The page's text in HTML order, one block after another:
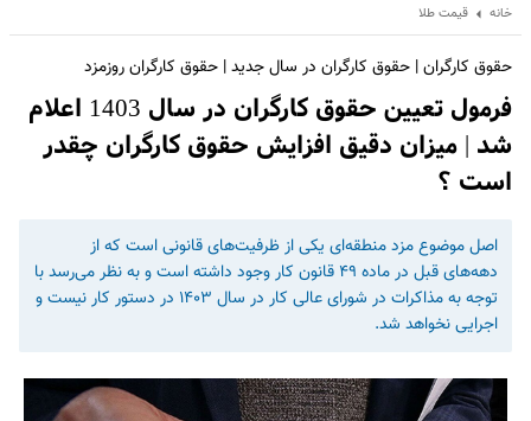
خانه قیمت طلا
حقوق کارگران | حقوق کارگران در سال جدید | حقوق کارگران روزمزد
فرمول تعیین حقوق کارگران در سال 1403 اعلام
شد | میزان دقیق افزایش حقوق کارگران چقدر
است ؟
اصل موضوع مزد منطقه‌ای یکی از ظرفیت‌های قانونی است که از
دهه‌های قبل در ماده ۴۹ قانون کار وجود داشته است و به نظر می‌رسد با
توجه به مذاکرات در شورای عالی کار در سال ۱۴۰۳ در دستور کار نیست و
اجرایی نخواهد شد.